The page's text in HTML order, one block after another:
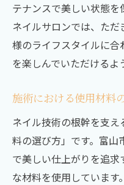
テナンスで美しい状態
ネイルサロンでは、た
様のライフスタイルに
を楽しんでいただけるよ
施術における使用材料
ネイル技術の根幹を支
料の選び方」です。富山
で美しい仕上がりを追
な材料を使用していま